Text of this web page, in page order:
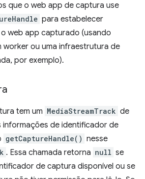
que o web app de captura use
para estabelecer
web app capturado (usando
worker ou uma infraestrutura de
por exemplo).
tem um MediaStreamTrack de
informações de identificador de
getCaptureHandle() nesse
. Essa chamada retorna null se
de captura disponível ou se